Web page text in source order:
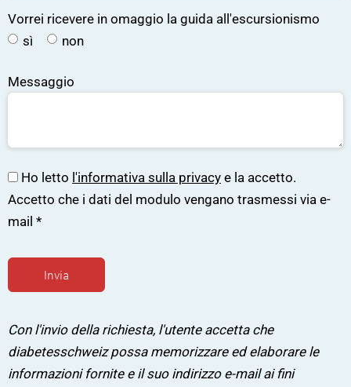
Vorrei ricevere in omaggio la guida all'escursionismo
sì
non
Messaggio
Ho letto l'informativa sulla privacy e la accetto.
Accetto che i dati del modulo vengano trasmessi via e-
mail *
Invia
Con l'invio della richiesta, l'utente accetta che
diabetesschweiz possa memorizzare ed elaborare le
informazioni fornite e il suo indirizzo e-mail ai fini